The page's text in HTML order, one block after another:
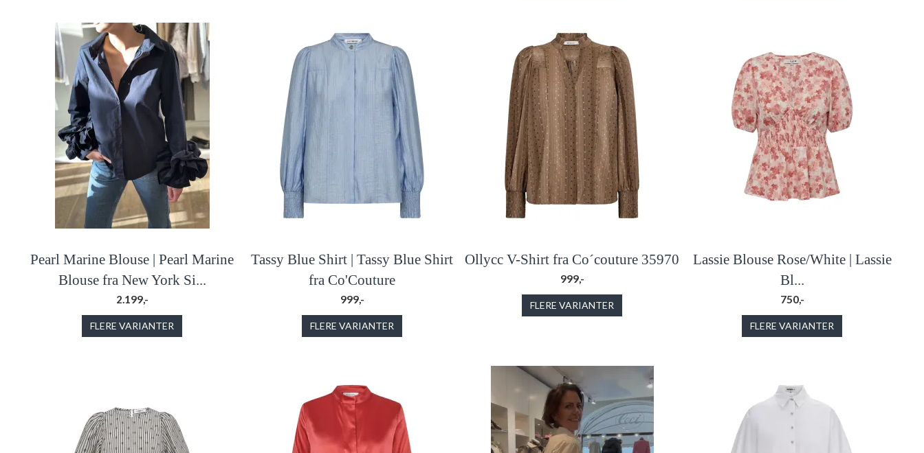
Pearl Marine Blouse | Pearl Marine
Blouse fra New York Si...
2.199,-
FLERE VARIANTER
Tassy Blue Shirt | Tassy Blue Shirt
fra Co'Couture
999,-
FLERE VARIANTER
Ollycc V-Shirt fra Co´couture 35970
999,-
FLERE VARIANTER
Lassie Blouse Rose/White | Lassie
Bl...
750,-
FLERE VARIANTER